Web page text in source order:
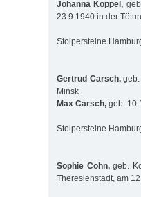
Johanna Koppel,
23.9.1940 in der
Stolpersteine
Gertrud Carsch,geb.
Minsk
Max Carsch, geb.
Stolpersteine
Sophie Cohn,geb.
Theresienstadt, am